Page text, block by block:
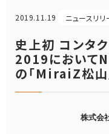
2019.11.19 ニュースリリ
史上初 コンタ
2019において
の「MiraiZ松山
株式会